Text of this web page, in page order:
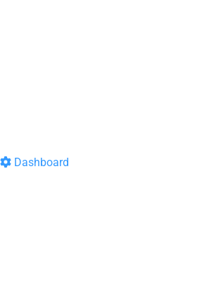
Dashboard